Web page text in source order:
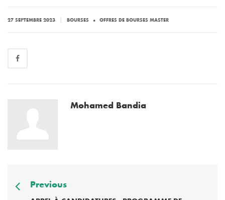
27 SEPTEMBRE 2023 BOURSES . OFFRES DE BOURSES MASTER
Mohamed Bandia
Previous